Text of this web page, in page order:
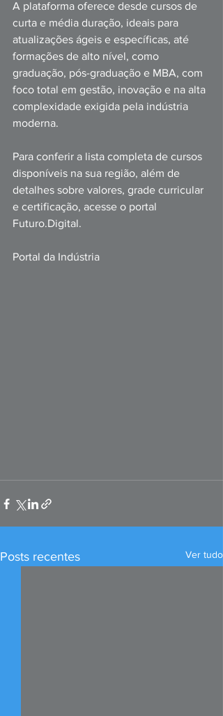
A plataforma oferece desde cursos de
curta e média duração, ideais para
atualizações ágeis e específicas, até
formações de alto nível, como
graduação, pós-graduação e MBA, com
foco total em gestão, inovação e na alta
complexidade exigida pela indústria
moderna.
Para conferir a lista completa de cursos
disponíveis na sua região, além de
detalhes sobre valores, grade curricular
e certificação, acesse o portal
Futuro.Digital.
Portal da Indústria
Posts recentes Ver tudo